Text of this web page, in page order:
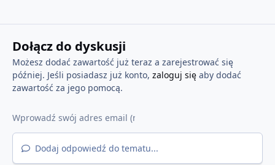
Dołącz do dyskusji
Możesz dodać zawartość już teraz a zarejestrować się
później. Jeśli posiadasz już konto, zaloguj sięaby dodać
zawartość za jego pomocą.
Dodaj odpowiedź do tematu...